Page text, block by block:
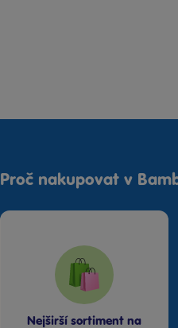
Proč nakupovat v
Nejširší sortiment na